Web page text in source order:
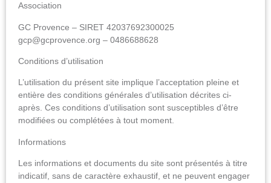
Association
GC Provence – SIRET 42037692300025
gcp@gcprovence.org – 0486688628
Conditions d’utilisation
L’utilisation du présent site implique l’acceptation pleine et
entière des conditions générales d’utilisation décrites ci-
après. Ces conditions d’utilisation sont susceptibles d’être
modifiées ou complétées à tout moment.
Informations
Les informations et documents du site sont présentés à titre
indicatif, sans de caractère exhaustif, et ne peuvent engager